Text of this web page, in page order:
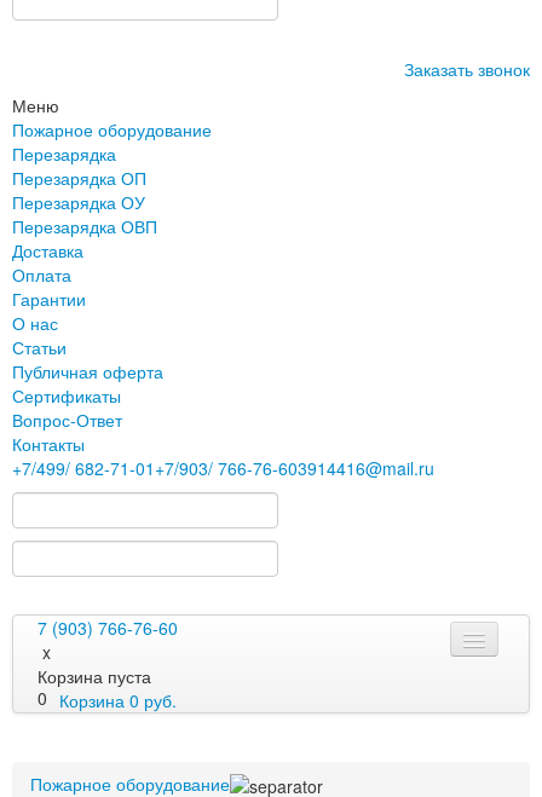
Заказать звонок
Меню
Пожарное оборудование
Перезарядка
Перезарядка ОП
Перезарядка ОУ
Перезарядка ОВП
Доставка
Оплата
Гарантии
О нас
Статьи
Публичная оферта
Сертификаты
Вопрос-Ответ
Контакты
+7/499/ 682-71-01 +7/903/ 766-76-603914416@mail.ru
7 (903) 766-76-60
x
Корзина пуста
0 Корзина 0 руб.
Перезарядка
Пожарное оборудование